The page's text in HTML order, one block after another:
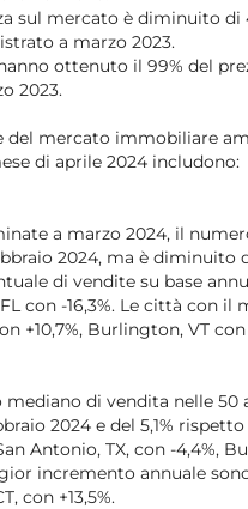
sul mercato è diminuito
a marzo 2023.
ottenuto il 99% del
2023.
mercato immobiliare
di aprile 2024 includono:
a marzo 2024, il
2024, ma è diminuito
di vendite su base
con -16,3%. Le città con
+10,7%, Burlington, VT con
mediano di vendita nelle
2024 e del 5,1%
Antonio, TX, con -4,4%,
incremento annuale
con +13,5%.